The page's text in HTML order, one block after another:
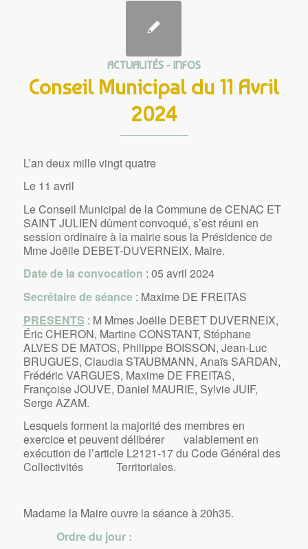
ACTUALITÉS - INFOS
Conseil Municipal du 11 Avril
2024
L’an deux mille vingt quatre
Le 11 avril
Le Conseil Municipal de la Commune de CENAC ET
SAINT JULIEN dûment convoqué, s’est réuni en
session ordinaire à la mairie sous la Présidence de
Mme Joëlle DEBET-DUVERNEIX, Maire.
Date de la convocation : 05 avril 2024
Secrétaire de séance: Maxime DE FREITAS
PRESENTS : M Mmes Joëlle DEBET DUVERNEIX,
Éric CHERON, Martine CONSTANT, Stéphane
ALVES DE MATOS, Philippe BOISSON, Jean-Luc
BRUGUES, Claudia STAUBMANN, Anaïs SARDAN,
Frédéric VARGUES, Maxime DE FREITAS,
Françoise JOUVE, Daniel MAURIE, Sylvie JUIF,
Serge AZAM.
Lesquels forment la majorité des membres en
exercice et peuvent délibérer valablement en
exécution de l’article L2121-17 du Code Général des
Collectivités Territoriales.
Madame la Maire ouvre la séance à 20h35.
Ordre du jour :